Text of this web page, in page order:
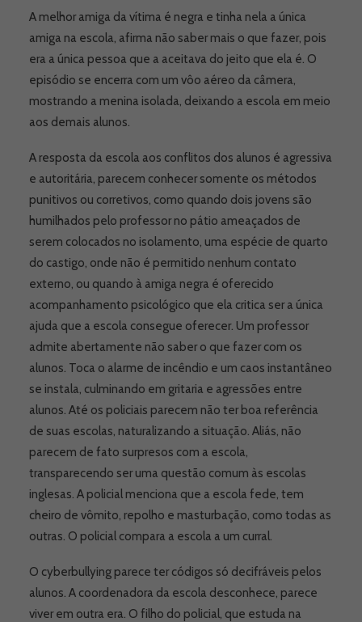
A melhor amiga da vítima é negra e tinha nela a única
amiga na escola, afirma não saber mais o que fazer, pois
era a única pessoa que a aceitava do jeito que ela é. O
episódio se encerra com um vôo aéreo da câmera,
mostrando a menina isolada, deixando a escola em meio
aos demais alunos.
A resposta da escola aos conflitos dos alunos é agressiva
e autoritária, parecem conhecer somente os métodos
punitivos ou corretivos, como quando dois jovens são
humilhados pelo professor no pátio ameaçados de
serem colocados no isolamento, uma espécie de quarto
do castigo, onde não é permitido nenhum contato
externo, ou quando à amiga negra é oferecido
acompanhamento psicológico que ela critica ser a única
ajuda que a escola consegue oferecer. Um professor
admite abertamente não saber o que fazer com os
alunos. Toca o alarme de incêndio e um caos instantâneo
se instala, culminando em gritaria e agressões entre
alunos. Até os policiais parecem não ter boa referência
de suas escolas, naturalizando a situação. Aliás, não
parecem de fato surpresos com a escola,
transparecendo ser uma questão comum às escolas
inglesas. A policial menciona que a escola fede, tem
cheiro de vômito, repolho e masturbação, como todas as
outras. O policial compara a escola a um curral.
O cyberbullying parece ter códigos só decifráveis pelos
alunos. A coordenadora da escola desconhece, parece
viver em outra era. O filho do policial, que estuda na